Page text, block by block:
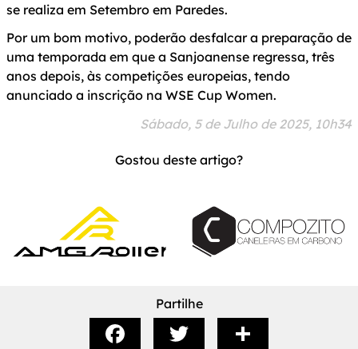
se realiza em Setembro em Paredes.
Por um bom motivo, poderão desfalcar a preparação de
uma temporada em que a Sanjoanense regressa, três
anos depois, às competições europeias, tendo
anunciado a inscrição na WSE Cup Women.
Sábado, 5 de Julho de 2025, 10h34
Gostou deste artigo?
Partilhe